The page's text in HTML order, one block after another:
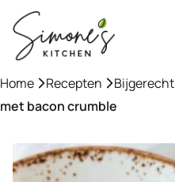
naar
inhoud
Home »Recepten »Bijgerecht
met bacon crumble